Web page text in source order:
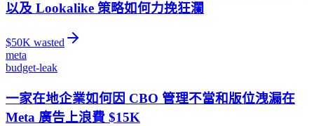
以及 Lookalike 策略如何力挽狂瀾
$50K wasted
meta
budget-leak
一家在地企業如何因 CBO 管理不當和版位洩漏在
Meta 廣告上浪費 $15K